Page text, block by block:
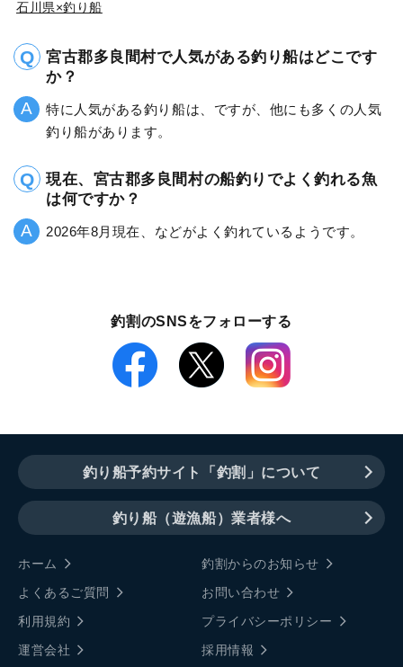
石川県×釣り船
宮古郡多良間村で人気がある釣り船はどこです
か？
特に人気がある釣り船は、ですが、他にも多くの人気
釣り船があります。
現在、宮古郡多良間村の船釣りでよく釣れる魚
は何ですか？
2026年8月現在、などがよく釣れているようです。
釣割のSNSをフォローする
釣り船予約サイト「釣割」について
釣り船（遊漁船）業者様へ
ホーム
釣割からのお知らせ
よくあるご質問
お問い合わせ
利用規約
プライバシーポリシー
運営会社
採用情報